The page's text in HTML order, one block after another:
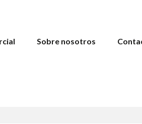
Sobre nosotros